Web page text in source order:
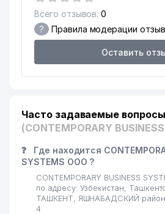
Всего отзывов: 0
? Правила модерации
Оставить
Часто задаваемые
(CONTEMPORARY
❓
Где находится
SYSTEMS ООО ?
CONTEMPORARY BUSINESS
по адресу: Узбекистан,
ТАШКЕНТ, ЯШНАБАДСКИЙ
4